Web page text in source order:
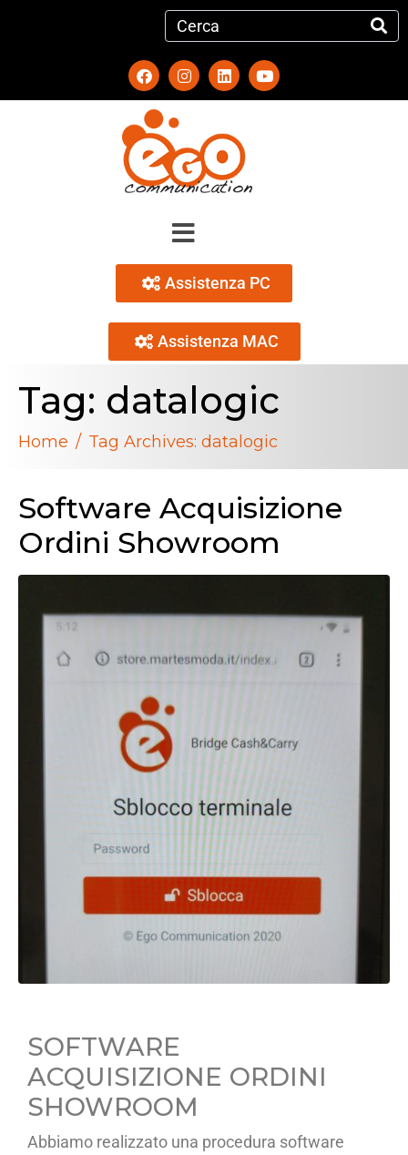
Assistenza PC
Assistenza MAC
Tag: datalogic
Home Tag Archives: datalogic
Software Acquisizione
Ordini Showroom
SOFTWARE
ACQUISIZIONE ORDINI
SHOWROOM
Abbiamo realizzato una procedura software